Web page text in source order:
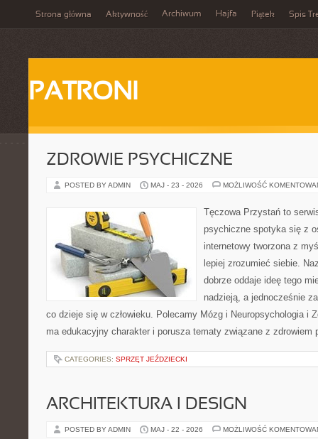
Strona główna Aktywność Archiwum Hajfa Piątek Spis
PATRONI
ZDROWIE PSYCHICZNE
POSTED BY ADMIN MAJ - 23 - 2026 MOŻLIWOŚĆ
Tęczowa Przystań to
psychiczne spotyka się z
internetowy tworzona z
lepiej zrozumieć siebie.
dobrze oddaje ideę tego
nadzieją, a jednocześnie
co dzieje się w człowieku. Polecamy Mózg i Neuropsychologia i
ma edukacyjny charakter i porusza tematy związane z
CATEGORIES: SPRZĘT JEŹDZIECKI
ARCHITEKTURA I DESIGN
POSTED BY ADMIN MAJ - 22 - 2026 MOŻLIWOŚĆ